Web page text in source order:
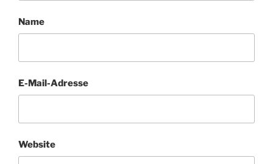
Name
E-Mail-Adresse
Website